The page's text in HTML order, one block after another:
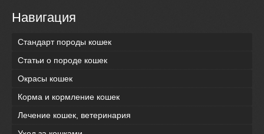
Навигация
Стандарт породы кошек
Статьи о породе кошек
Окрасы кошек
Корма и кормление кошек
Лечение кошек, ветеринария